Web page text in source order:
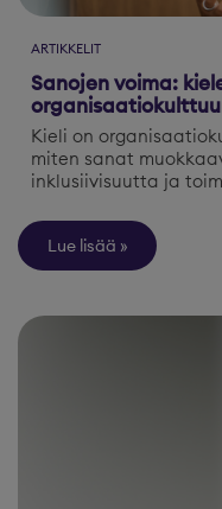
ARTIKKELIT
Sanojen voima:
Kieli on
miten sanat
inklusiivisuutta ja
Lue lisää